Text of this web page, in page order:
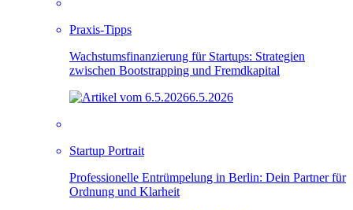
Praxis-Tipps
Wachstumsfinanzierung für Startups: Strategien
zwischen Bootstrapping und Fremdkapital
6.5.2026
Startup Portrait
Professionelle Entrümpelung in Berlin: Dein Partner für
Ordnung und Klarheit